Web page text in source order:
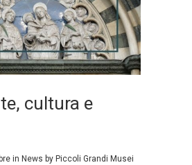
cultura e
in News by Piccoli Grandi Musei